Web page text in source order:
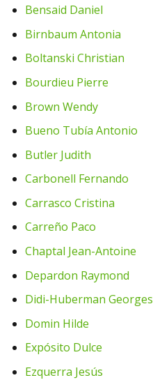
Bensaid Daniel
Birnbaum Antonia
Boltanski Christian
Bourdieu Pierre
Brown Wendy
Bueno Tubía Antonio
Butler Judith
Carbonell Fernando
Carrasco Cristina
Carreño Paco
Chaptal Jean-Antoine
Depardon Raymond
Didi-Huberman Georges
Domin Hilde
Expósito Dulce
Ezquerra Jesús